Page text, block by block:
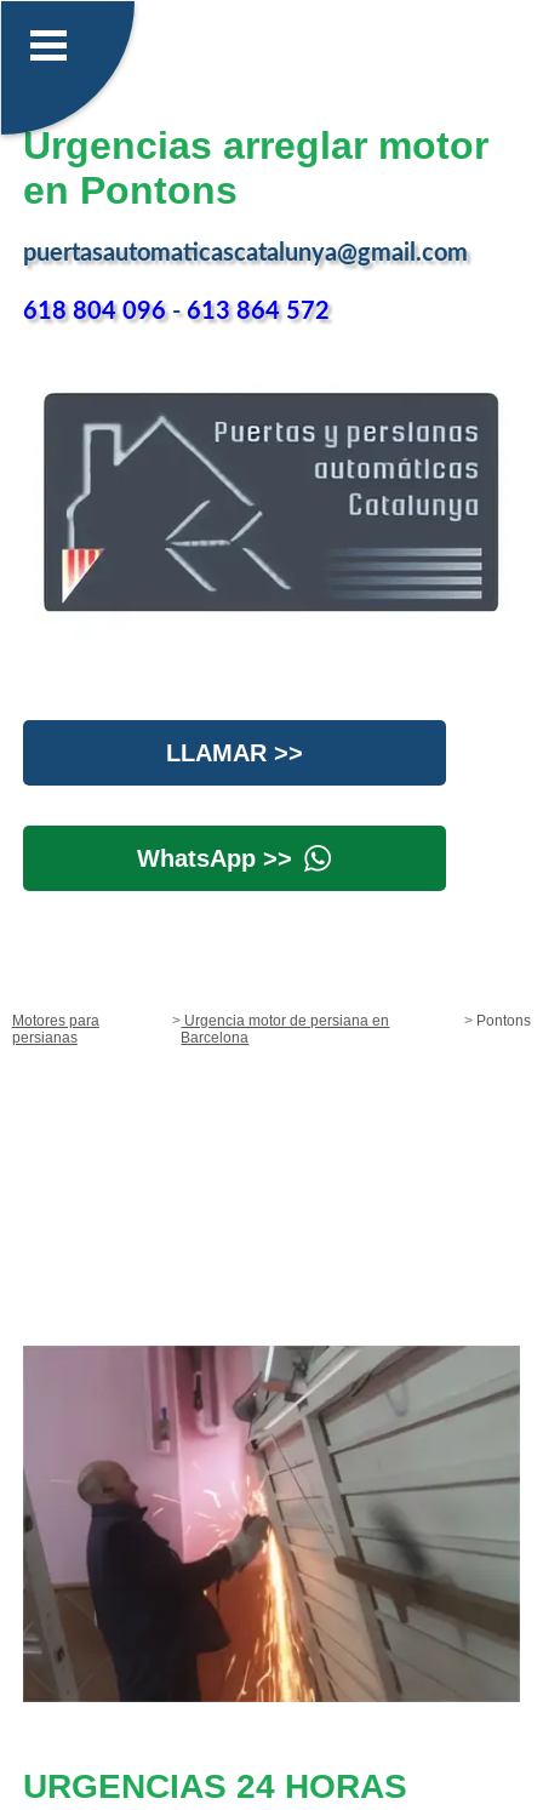
Urgencias arreglar motor
en Pontons
puertasautomaticascatalunya@gmail.com
618 804 096-613 864 572
LLAMAR >>
WhatsApp >>
Motores para
persianas
Urgencia motor de persiana en
Barcelona
Pontons
URGENCIAS 24 HORAS